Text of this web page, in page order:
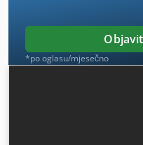
*po oglasu/mjesečno